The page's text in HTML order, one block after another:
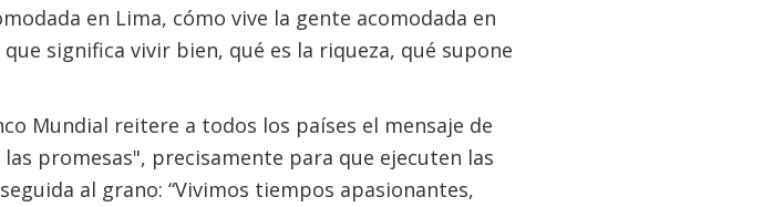
en Lima, cómo vive la gente acomodada en
significa vivir bien, qué es la riqueza, qué supone
Mundial reitere a todos los países el mensaje de
promesas", precisamente para que ejecuten las
al grano: “Vivimos tiempos apasionantes,